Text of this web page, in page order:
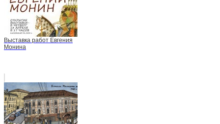
Выставка работ Евгения
Монина